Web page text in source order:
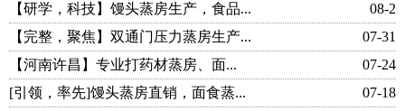
08-2
【研学，科技】馒头蒸房生产，食品...
07-31
【完整，聚焦】双通门压力蒸房生产...
07-24
【河南许昌】专业打药材蒸房、面...
07-18
[引领，率先]馒头蒸房直销，面食蒸...